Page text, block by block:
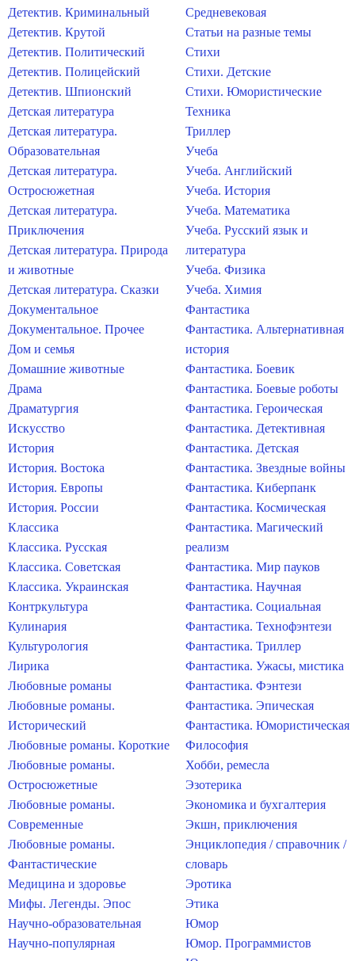
Детектив. Криминальный
Детектив. Крутой
Детектив. Политический
Детектив. Полицейский
Детектив. Шпионский
Детская литература
Детская литература.
Образовательная
Детская литература.
Остросюжетная
Детская литература.
Приключения
Детская литература. Природа
и животные
Детская литература. Сказки
Документальное
Документальное. Прочее
Дом и семья
Домашние животные
Драма
Драматургия
Искусство
История
История. Востока
История. Европы
История. России
Классика
Классика. Русская
Классика. Советская
Классика. Украинская
Контркультура
Кулинария
Культурология
Лирика
Любовные романы
Любовные романы.
Исторический
Любовные романы. Короткие
Любовные романы.
Остросюжетные
Любовные романы.
Современные
Любовные романы.
Фантастические
Медицина и здоровье
Мифы. Легенды. Эпос
Научно-образовательная
Научно-популярная
Средневековая
Статьи на разные темы
Стихи
Стихи. Детские
Стихи. Юмористические
Техника
Триллер
Учеба
Учеба. Английский
Учеба. История
Учеба. Математика
Учеба. Русский язык и
литература
Учеба. Физика
Учеба. Химия
Фантастика
Фантастика. Альтернативная
история
Фантастика. Боевик
Фантастика. Боевые роботы
Фантастика. Героическая
Фантастика. Детективная
Фантастика. Детская
Фантастика. Звездные войны
Фантастика. Киберпанк
Фантастика. Космическая
Фантастика. Магический
реализм
Фантастика. Мир пауков
Фантастика. Научная
Фантастика. Социальная
Фантастика. Технофэнтези
Фантастика. Триллер
Фантастика. Ужасы, мистика
Фантастика. Фэнтези
Фантастика. Эпическая
Фантастика. Юмористическая
Философия
Хобби, ремесла
Эзотерика
Экономика и бухгалтерия
Экшн, приключения
Энциклопедия / справочник /
словарь
Эротика
Этика
Юмор
Юмор. Программистов